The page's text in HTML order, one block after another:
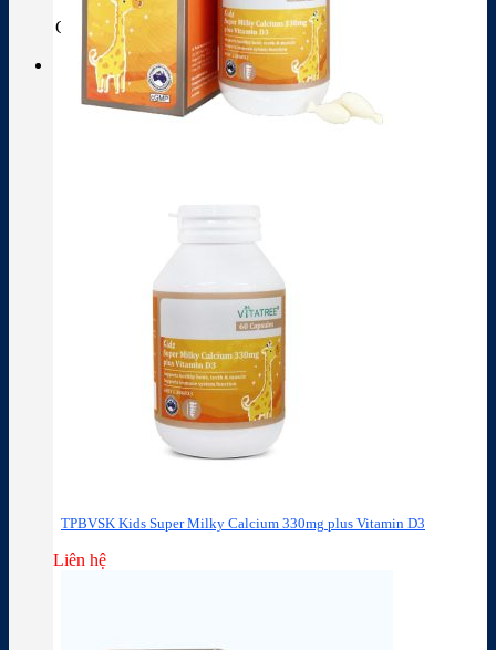
Chưa có sản phẩm trong giỏ hàng.
TPBVSK Kids Super Milky Calcium 330mg plus Vitamin D3
Liên hệ